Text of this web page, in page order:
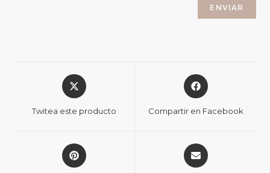
Twitea este producto Compartir en Facebook